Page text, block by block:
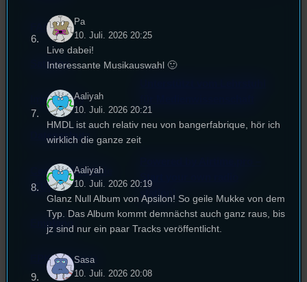
FAQ
Satzung
Impressum
Datenschutz
Cookie-Richtlinie
(EU)
Empfang
EPK & Presse
station!
Pa
10. Juli. 2026 20:25
Live dabei!
Interessante Musikauswahl 🙂
Aaliyah
10. Juli. 2026 20:21
HMDL ist auch relativ neu von bangerfabrique, hör ich
wirklich die ganze zeit
Aaliyah
10. Juli. 2026 20:19
Glanz Null Album von Apsilon! So geile Mukke von dem
Typ. Das Album kommt demnächst auch ganz raus, bis
jz sind nur ein paar Tracks veröffentlicht.
Sasa
10. Juli. 2026 20:08